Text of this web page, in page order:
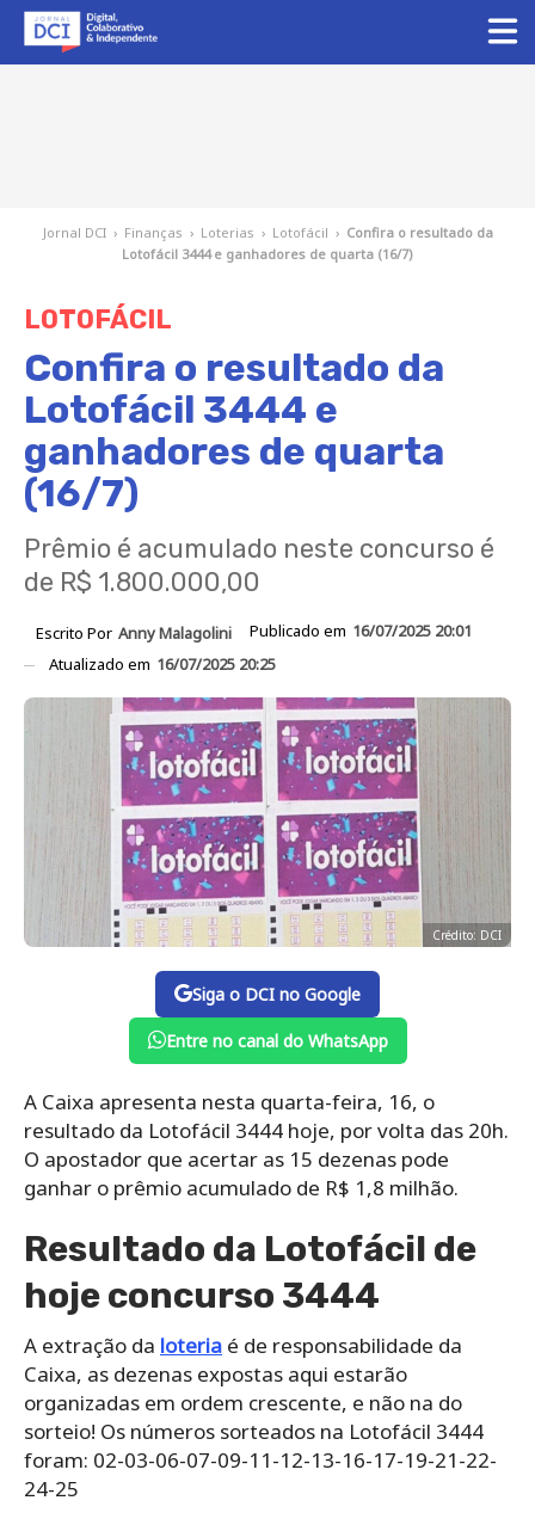
Jornal DCI › Finanças › Loterias › Lotofácil › Confira o resultado da
Lotofácil 3444 e ganhadores de quarta (16/7)
LOTOFÁCIL
Confira o resultado da
Lotofácil 3444 e
ganhadores de quarta
(16/7)
Prêmio é acumulado neste concurso é
de R$ 1.800.000,00
Escrito Por Anny Malagolini Publicado em 16/07/2025 20:01
Atualizado em 16/07/2025 20:25
Crédito: DCI
Siga o DCI no Google
Entre no canal do WhatsApp
A Caixa apresenta nesta quarta-feira, 16, o
resultado da Lotofácil 3444 hoje, por volta das 20h.
O apostador que acertar as 15 dezenas pode
ganhar o prêmio acumulado de R$ 1,8 milhão.
Resultado da Lotofácil de
hoje concurso 3444
A extração da loteria é de responsabilidade da
Caixa, as dezenas expostas aqui estarão
organizadas em ordem crescente, e não na do
sorteio! Os números sorteados na Lotofácil 3444
foram: 02-03-06-07-09-11-12-13-16-17-19-21-22-
24-25